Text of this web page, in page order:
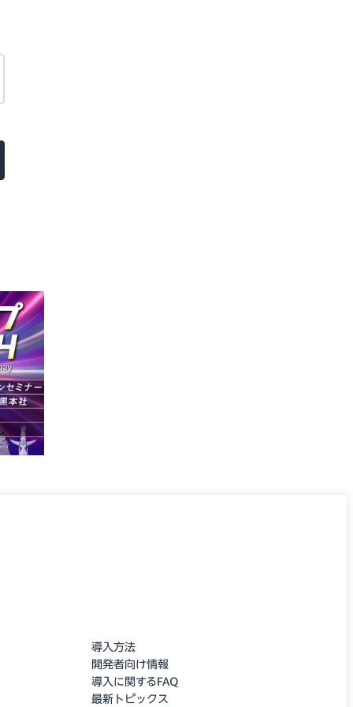
導入方法
開発者向け情報
導入に関するFAQ
最新トピックス